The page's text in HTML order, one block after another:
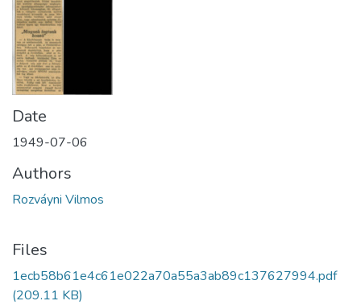
Date
1949-07-06
Authors
Rozváyni Vilmos
Files
1ecb58b61e4c61e022a70a55a3ab89c137627994.pdf
(209.11 KB)